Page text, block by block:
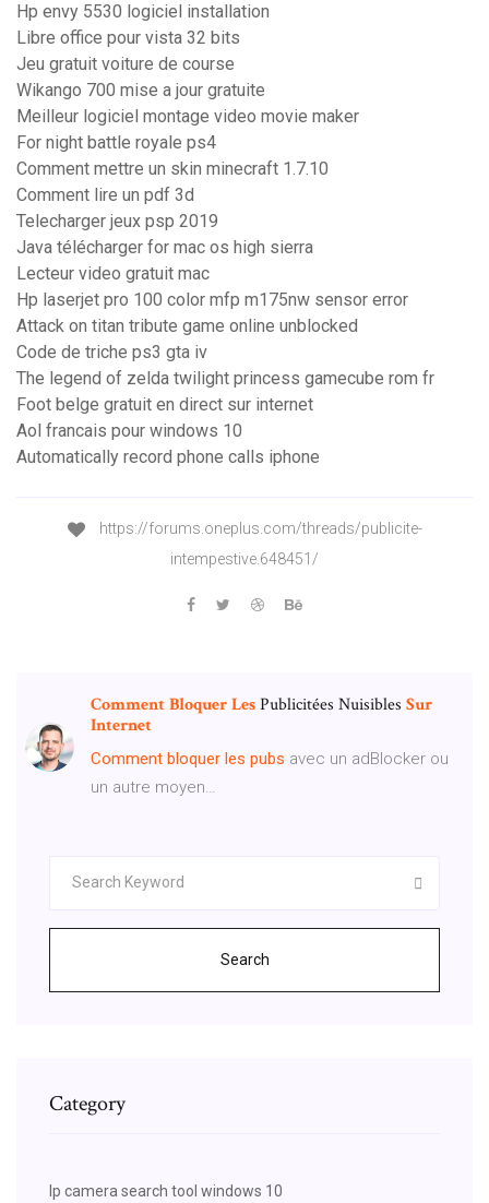
Hp envy 5530 logiciel installation
Libre office pour vista 32 bits
Jeu gratuit voiture de course
Wikango 700 mise a jour gratuite
Meilleur logiciel montage video movie maker
For night battle royale ps4
Comment mettre un skin minecraft 1.7.10
Comment lire un pdf 3d
Telecharger jeux psp 2019
Java télécharger for mac os high sierra
Lecteur video gratuit mac
Hp laserjet pro 100 color mfp m175nw sensor error
Attack on titan tribute game online unblocked
Code de triche ps3 gta iv
The legend of zelda twilight princess gamecube rom fr
Foot belge gratuit en direct sur internet
Aol francais pour windows 10
Automatically record phone calls iphone
https://forums.oneplus.com/threads/publicite-
intempestive.648451/
CommentBloquerLesPublicitées Nuisibles Sur
Internet
Comment bloquer les pubs avec un adBlocker ou
un autre moyen…
Search
Category
Ip camera search tool windows 10